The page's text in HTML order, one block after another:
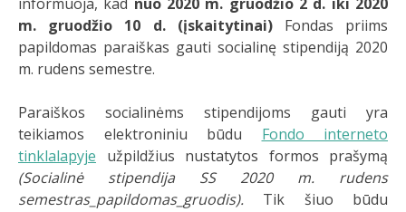
m. gruodžio 10 d. (įskaitytinai)Fondas priims
papildomas paraiškas gauti socialinę stipendiją 2020
m. rudens semestre.
Paraiškos socialinėms stipendijoms gauti yra
teikiamos elektroniniu būdu Fondo interneto
tinklalapyje užpildžius nustatytos formos prašymą
(Socialinė stipendija SS 2020 m. rudens
semestras_papildomas_gruodis). Tik šiuo būdu